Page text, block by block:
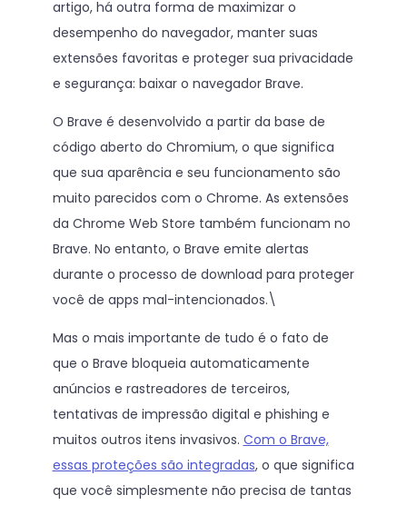
artigo, há outra forma de maximizar o
desempenho do navegador, manter suas
extensões favoritas e proteger sua privacidade
e segurança: baixar o navegador Brave.
O Brave é desenvolvido a partir da base de
código aberto do Chromium, o que significa
que sua aparência e seu funcionamento são
muito parecidos com o Chrome. As extensões
da Chrome Web Store também funcionam no
Brave. No entanto, o Brave emite alertas
durante o processo de download para proteger
você de apps mal-intencionados.\
Mas o mais importante de tudo é o fato de
que o Brave bloqueia automaticamente
anúncios e rastreadores de terceiros,
tentativas de impressão digital e phishing e
muitos outros itens invasivos. Com o Brave,
essas proteções são integradas, o que significa
que você simplesmente não precisa de tantas